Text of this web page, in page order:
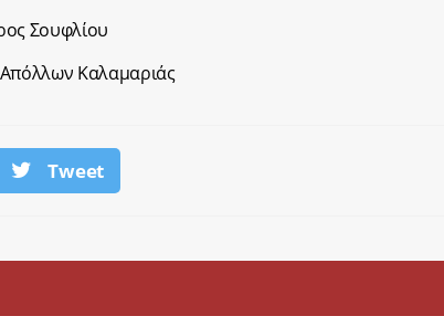
Σουφλίου
Απόλλων Καλαμαριάς
Tweet